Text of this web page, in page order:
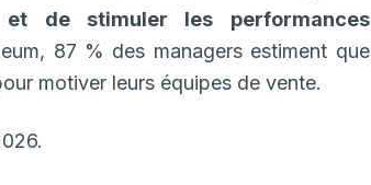
de stimuler les performances
87 % des managers estiment que
motiver leurs équipes de vente.